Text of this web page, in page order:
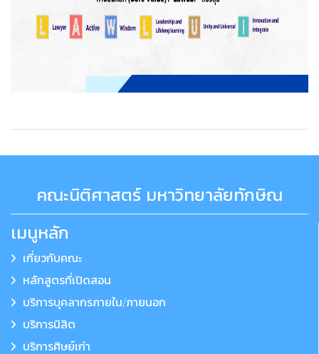
คณะนิติศาสตร์ มหาวิทยาลัยทักษิณ
เมนูหลัก
เกี่ยวกับคณะ
หลักสูตรที่เปิดสอน
บริการบุคลากรภายใน/ภายนอก
บริการนิสิต
บริการศิษย์เก่า